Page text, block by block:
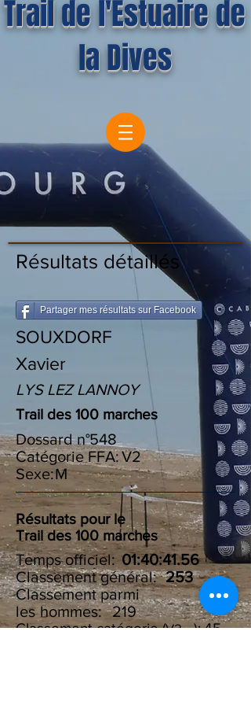
Trail de l'Estuaire de
la Dives
Résultats détaillés
Partager mes résultats sur Facebook
SOUXDORF
Xavier
LYS LEZ LANNOY
Trail des 100 marches
Dossard n°548
Catégorie FFA:V2
Sexe:M
Résultats pour le
Trail des 100 marches
Temps officiel: 01:40:41.56
Classement général: 253
Classement parmi
les : 219
hommes
Classement catégorie ( ):45
V2